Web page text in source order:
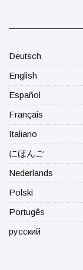
Deutsch
English
Español
Français
Italiano
にほんご
Nederlands
Polski
Portugês
русский